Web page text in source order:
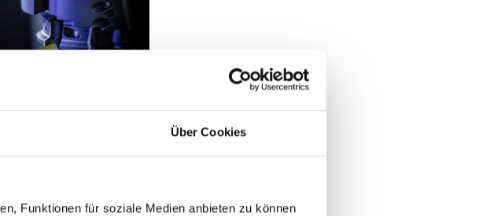
Über Cookies
Funktionen für soziale Medien anbieten zu können